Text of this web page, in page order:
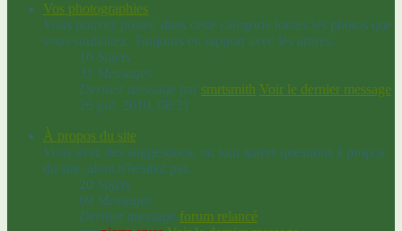
Vos photographies
Vous pouvez poster, dans cette catégorie toutes les photos que
vous souhaitez. Toujours en rapport avec les arbres.
16 Sujets
31 Messages
Dernier message par smrtsmith Voir le dernier message
26 juil. 2019, 08:21
À propos du site
Vous avez des suggestions, ou tout autres questions à propos
du site, alors n'hésitez pas.
20 Sujets
69 Messages
Dernier message forum relancé